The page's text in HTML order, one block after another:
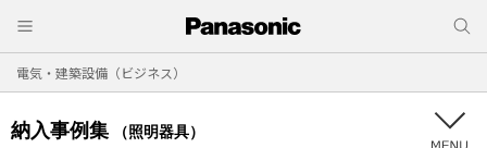
電気・建築設備（ビジネス）
納入事例集 （照明器具）